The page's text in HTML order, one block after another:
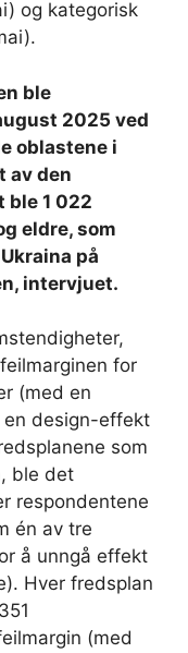
og kategorisk
ble
2025 ved
oblastene i
av den
ble 1 022
eldre, som
på
intervjuet.
for
(med en
en design-effekt
som
ble det
respondentene
én av tre
å unngå effekt
Hver fredsplan
(med